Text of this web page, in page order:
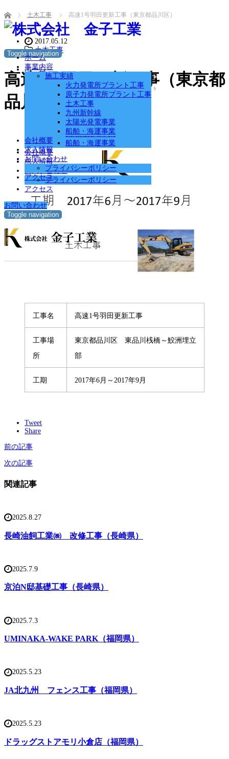
Toggle navigation
ホーム
事業内容
施工実績
火力発電所プラント工事
原子力発電所プラント工事
土木工事
九州新幹線
太陽光発電事業
船舶・海運事業
会社概要
求人情報
お問い合わせ
プライバシーポリシー
アクセス
お問い合わせ
Toggle navigation
ホーム
事業内容
施工実績
火力発電所プラント工事
原子力発電所プラント工事
土木工事
九州新幹線
太陽光発電事業
船舶・海運事業
会社概要
求人情報
お問い合わせ
プライバシーポリシー
アクセス
ホーム 土木工事 高速1号羽田更新工事（東京都品川区）
2017.05.12
土木工事
高速1号羽田更新工事（東京都
品川区）
工事名 高速1号羽田更新工事
工事場
所
東京都品川区 東品川桟橋～鮫洲埋立
部
工期 2017年6月～2017年9月
Tweet
Share
前の記事
次の記事
関連記事
2025.8.27
長崎油飼工業㈱ 改修工事（長崎県）
2025.7.9
京泊N邸基礎工事（長崎県）
2025.7.3
UMINAKA-WAKE PARK（福岡県）
2025.5.23
JA北九州 フェンス工事（福岡県）
2025.5.23
ドラッグストアモリ小倉店（福岡県）